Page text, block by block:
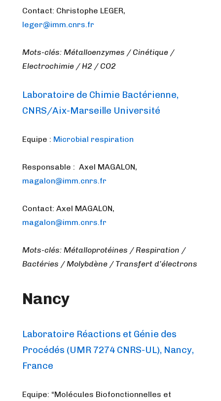
Contact: Christophe LEGER,
leger@imm.cnrs.fr
Mots-clés: Métalloenzymes / Cinétique /
Electrochimie / H2 / CO2
Laboratoire de Chimie Bactérienne,
CNRS/Aix-Marseille Université
Equipe : Microbial respiration
Responsable : Axel MAGALON,
magalon@imm.cnrs.fr
Contact: Axel MAGALON,
magalon@imm.cnrs.fr
Mots-clés: Métalloprotéines / Respiration /
Bactéries / Molybdène / Transfert d’électrons
Nancy
Laboratoire Réactions et Génie des
Procédés (UMR 7274 CNRS-UL), Nancy,
France
Equipe: “Molécules Biofonctionnelles et